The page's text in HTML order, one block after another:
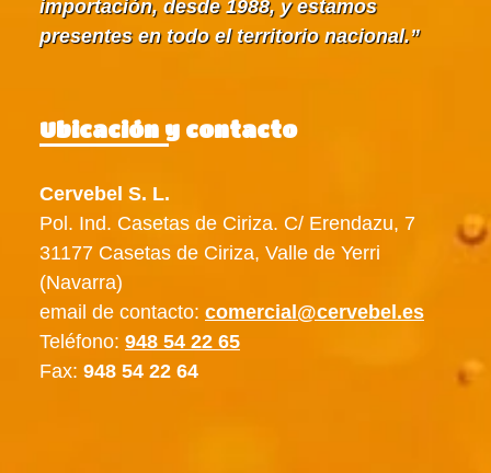
importación, desde 1988, y estamos
presentes en todo el territorio nacional.
Ubicación y contacto
Cervebel S. L.
Pol. Ind. Casetas de Ciriza. C/ Erendazu, 7
31177 Casetas de Ciriza, Valle de Yerri
(Navarra)
email de contacto: comercial@cervebel.es
Teléfono: 948 54 22 65
Fax: 948 54 22 64